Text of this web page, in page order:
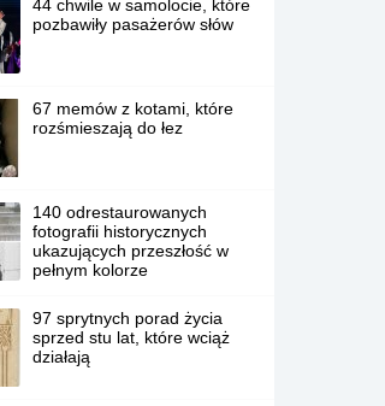
44 chwile w samolocie, które
pozbawiły pasażerów słów
67 memów z kotami, które
rozśmieszają do łez
140 odrestaurowanych
fotografii historycznych
ukazujących przeszłość w
pełnym kolorze
97 sprytnych porad życia
sprzed stu lat, które wciąż
działają